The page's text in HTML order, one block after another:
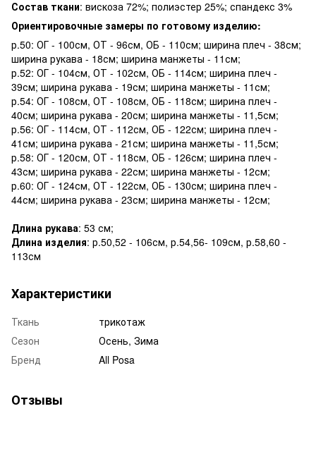
Состав ткани: вискоза 72%; полиэстер 25%; спандекс 3%
Ориентировочные замеры по готовому изделию:
р.50: ОГ - 100см, ОТ - 96см, ОБ - 110см; ширина плеч - 38см;
ширина рукава - 18см; ширина манжеты - 11см;
р.52: ОГ - 104см, ОТ - 102см, ОБ - 114см; ширина плеч -
39см; ширина рукава - 19см; ширина манжеты - 11см;
р.54: ОГ - 108см, ОТ - 108см, ОБ - 118см; ширина плеч -
40см; ширина рукава - 20см; ширина манжеты - 11,5см;
р.56: ОГ - 114см, ОТ - 112см, ОБ - 122см; ширина плеч -
41см; ширина рукава - 21см; ширина манжеты - 11,5см;
р.58: ОГ - 120см, ОТ - 118см, ОБ - 126см; ширина плеч -
43см; ширина рукава - 22см; ширина манжеты - 12см;
р.60: ОГ - 124см, ОТ - 122см, ОБ - 130см; ширина плеч -
44см; ширина рукава - 23см; ширина манжеты - 12см;
Длина рукава: 53 см;
Длина изделия: р.50,52 - 106см, р.54,56- 109см, р.58,60 -
113см
Характеристики
Ткань
трикотаж
Сезон
Осень, Зима
Бренд
All Posa
Отзывы